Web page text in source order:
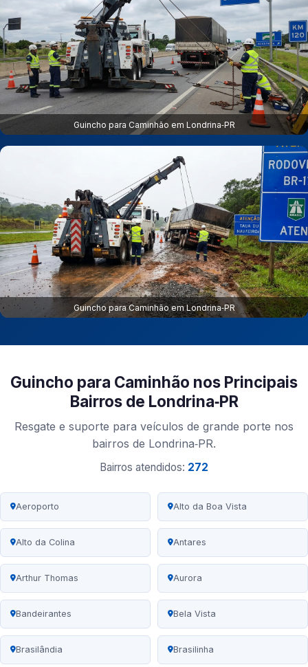
Guincho para Caminhão em Londrina‑PR
Guincho para Caminhão em Londrina‑PR
Guincho para Caminhão nos Principais
Bairros de Londrina‑PR
Resgate e suporte para veículos de grande porte nos
bairros de Londrina‑PR.
Bairros atendidos: 272
Aeroporto Alto da Boa Vista
Alto da Colina Antares
Arthur Thomas Aurora
Bandeirantes Bela Vista
Brasilândia Brasilinha